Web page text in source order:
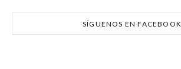
SÍGUENOS EN FACEBOOK